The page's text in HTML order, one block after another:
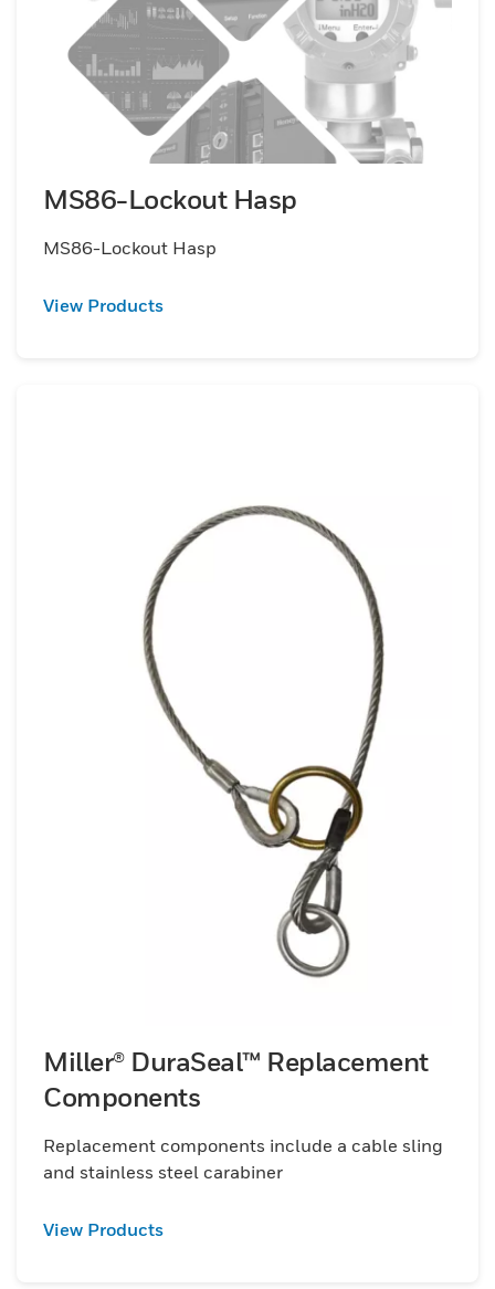
MS86-Lockout Hasp
MS86-Lockout Hasp
View Products
Miller® DuraSeal™ Replacement
Components
Replacement components include a cable sling
and stainless steel carabiner
View Products